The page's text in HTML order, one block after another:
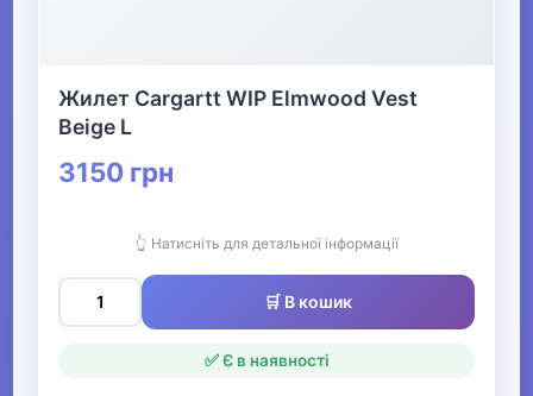
Жилет Cargartt WIP Elmwood Vest
Beige L
3150 грн
👆 Натисніть для детальної інформації
🛒 В кошик
✅ Є в наявності